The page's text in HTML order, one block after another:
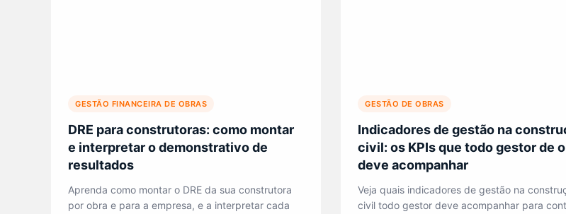
GESTÃO FINANCEIRA DE OBRAS
DRE para construtoras: como montar
e interpretar o demonstrativo de
resultados
Aprenda como montar o DRE da sua construtora
por obra e para a empresa, e a interpretar cada
GESTÃO DE OBRAS
Indicadores de gestão na
civil: os KPIs que todo gestor de
deve acompanhar
Veja quais indicadores de gestão na
civil todo gestor deve acompanhar para